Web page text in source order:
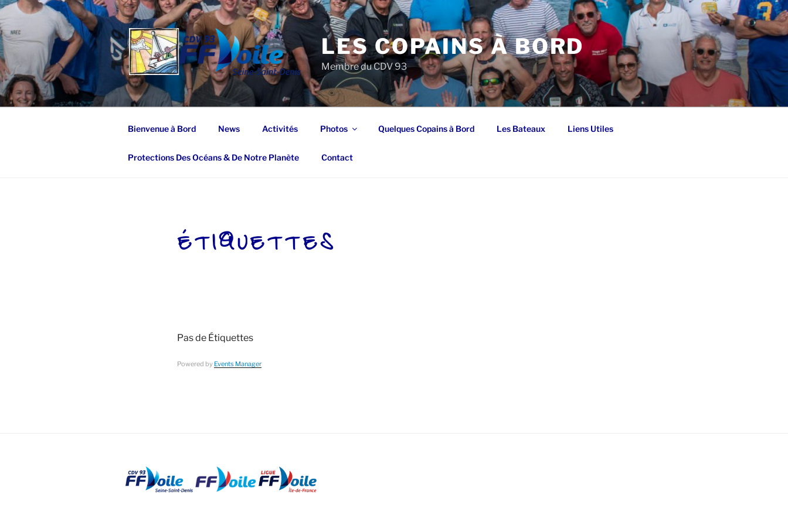
Aller
au
contenu
principal
LES COPAINS À BORD
Membre du CDV 93
Bienvenue à Bord News Activités Photos Quelques Copains à Bord Les Bateaux Liens Utiles
Protections Des Océans & De Notre Planète Contact
ÉTIQUETTES
Pas de Étiquettes
Powered by Events Manager